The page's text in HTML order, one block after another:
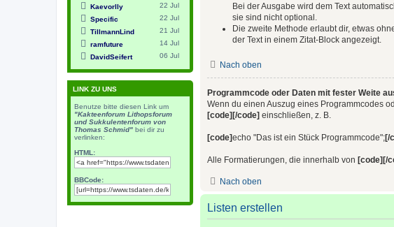
Bei der Ausgabe wird dem Text
sie sind nicht optional.
Die zweite Methode erlaubt dir, etwas
der Text in einem Zitat-Block angezeigt.
Nach oben
Programmcode oder Daten mit fester Weite
Wenn du einen Auszug eines Programmcodes
[code][/code] einschließen, z. B.
[code]echo "Das ist ein Stück Programmcode";[/
Alle Formatierungen, die innerhalb von [code][/
Nach oben
Listen erstellen
Kaevorlly
22 Jul
Specific
22 Jul
TillmannLind
21 Jul
ramfuture
14 Jul
DavidSeifert
06 Jul
LINK ZU UNS
Benutze bitte diesen Link um
"Kakteenforum Lithopsforum
und Sukkulentenforum von
Thomas Schmid" bei dir zu
verlinken:
HTML:
BBCode: